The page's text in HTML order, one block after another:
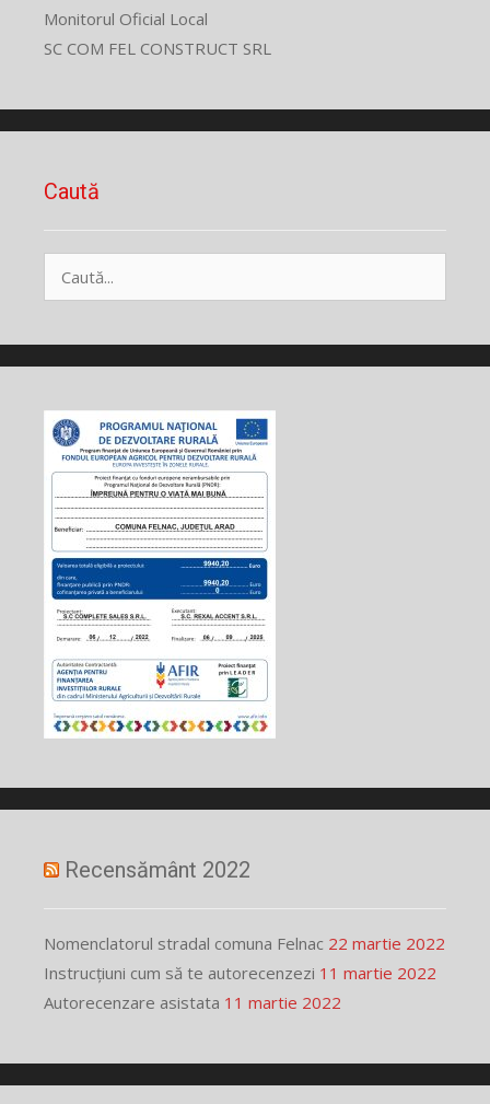
Monitorul Oficial Local
SC COM FEL CONSTRUCT SRL
Caută
după:
Recensământ 2022
Nomenclatorul stradal comuna Felnac 22 martie 2022
Instrucțiuni cum să te autorecenzezi 11 martie 2022
Autorecenzare asistata 11 martie 2022